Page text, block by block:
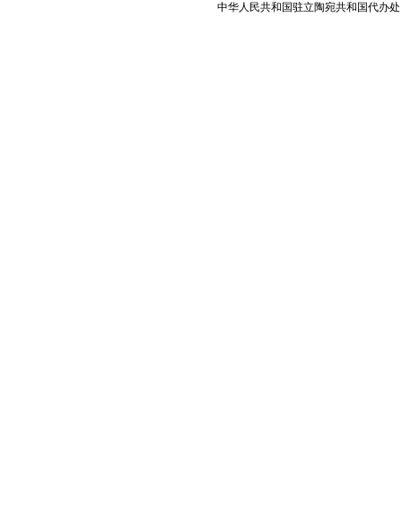
中华人民共和国驻立陶宛共和国代办处